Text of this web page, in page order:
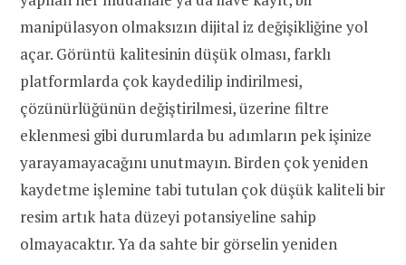
manipülasyon olmaksızın dijital iz değişikliğine yol
açar. Görüntü kalitesinin düşük olması, farklı
platformlarda çok kaydedilip indirilmesi,
çözünürlüğünün değiştirilmesi, üzerine filtre
eklenmesi gibi durumlarda bu adımların pek işinize
yarayamayacağını unutmayın. Birden çok yeniden
kaydetme işlemine tabi tutulan çok düşük kaliteli bir
resim artık hata düzeyi potansiyeline sahip
olmayacaktır. Ya da sahte bir görselin yeniden